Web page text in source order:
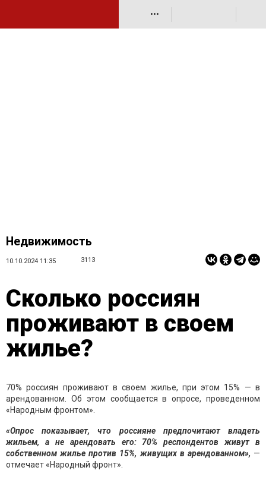
•••
Недвижимость
10.10.2024 11:35 3113
Сколько россиян
проживают в своем
жилье?
70% россиян проживают в своем жилье, при этом 15% — в
арендованном. Об этом сообщается в опросе, проведенном
«Народным фронтом».
«Опрос показывает, что россияне предпочитают владеть
жильем, а не арендовать его: 70% респондентов живут в
собственном жилье против 15%, живущих в арендованном», —
отмечает «Народный фронт».